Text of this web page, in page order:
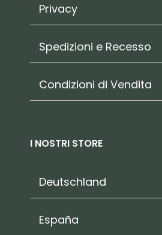
Privacy
Spedizioni e Recesso
Condizioni di Vendita
I NOSTRI STORE
Deutschland
España